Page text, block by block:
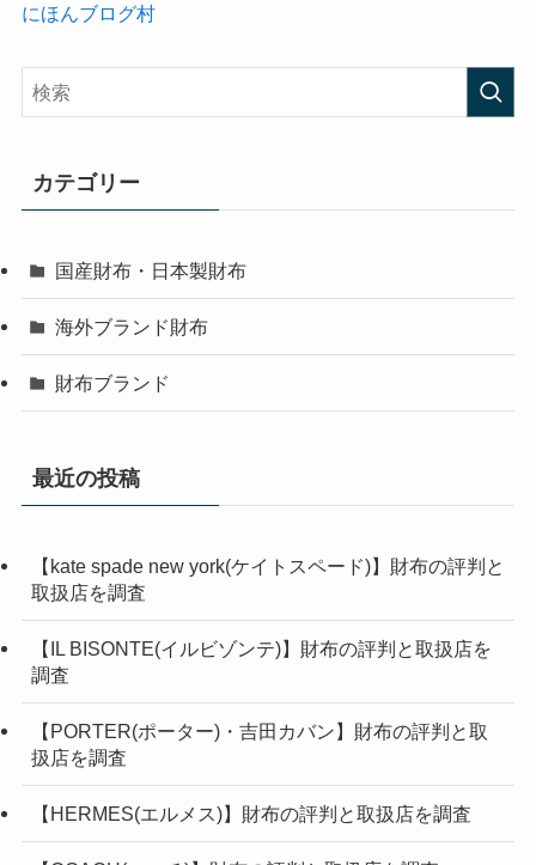
にほんブログ村
カテゴリー
国産財布・日本製財布
海外ブランド財布
財布ブランド
最近の投稿
【kate spade new york(ケイトスペード)】財布の評判と
取扱店を調査
【IL BISONTE(イルビゾンテ)】財布の評判と取扱店を
調査
【PORTER(ポーター)・吉田カバン】財布の評判と取
扱店を調査
【HERMES(エルメス)】財布の評判と取扱店を調査